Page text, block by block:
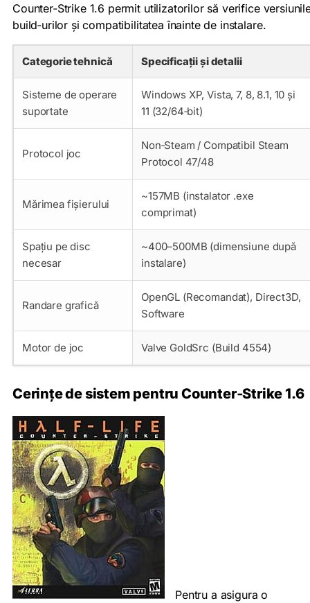
Counter‑Strike 1.6 permit utilizatorilor să verifice
build‑urilor și compatibilitatea înainte de instalare.
Categorie tehnică Specificații și detalii
Sisteme de operare
suportate
Windows XP, Vista, 7, 8, 8.1, 10 și
11 (32/64‑bit)
Protocol joc
Non‑Steam / Compatibil Steam
Protocol 47/48
Mărimea fișierului
~157MB (instalator .exe
comprimat)
Spațiu pe disc
necesar
~400–500MB (dimensiune după
instalare)
Randare grafică
OpenGL (Recomandat), Direct3D,
Software
Motor de joc Valve GoldSrc (Build 4554)
Cerințe de sistem pentru Counter‑Strike 1.6
Pentru a asigura o